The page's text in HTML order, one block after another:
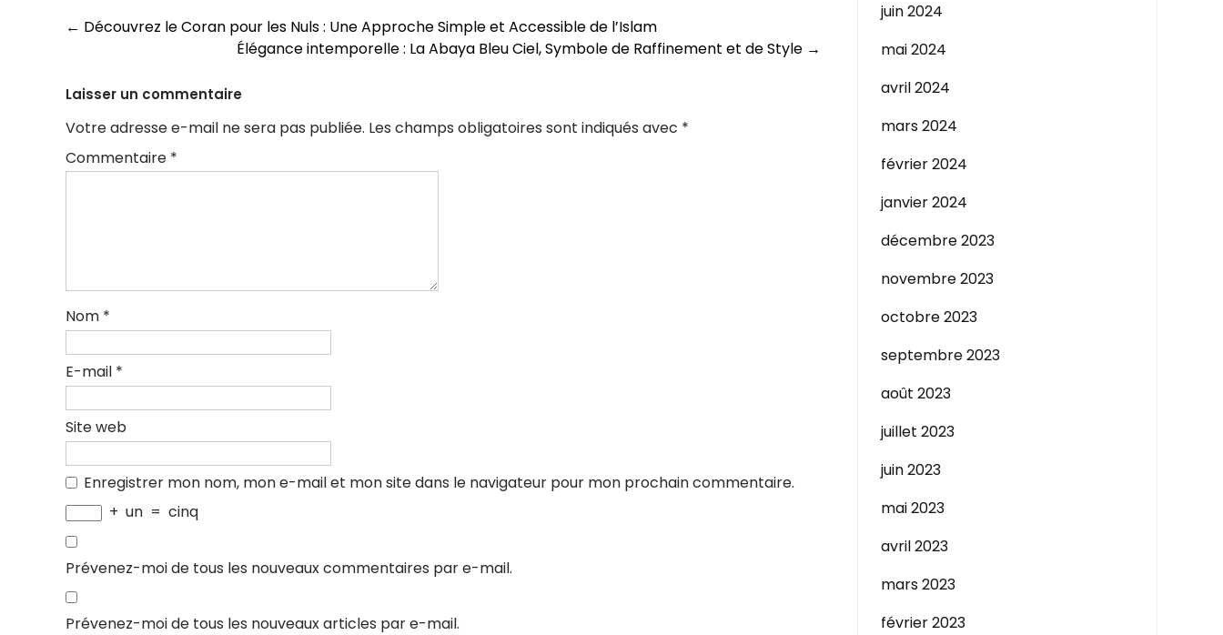
Navigation
articles
← Découvrez le Coran pour les Nuls : Une Approche Simple et Accessible de l’Islam
Élégance intemporelle : La Abaya Bleu Ciel, Symbole de Raffinement et de Style →
Laisser un commentaire
Votre adresse e-mail ne sera pas publiée. Les champs obligatoires sont indiqués avec *
Commentaire *
Nom *
E-mail *
Site web
Enregistrer mon nom, mon e-mail et mon site dans le navigateur pour mon prochain commentaire.
+ un = cinq
Prévenez-moi de tous les nouveaux commentaires par e-mail.
Prévenez-moi de tous les nouveaux articles par e-mail.
juin 2024
mai 2024
avril 2024
mars 2024
février 2024
janvier 2024
décembre 2023
novembre 2023
octobre 2023
septembre 2023
août 2023
juillet 2023
juin 2023
mai 2023
avril 2023
mars 2023
février 2023